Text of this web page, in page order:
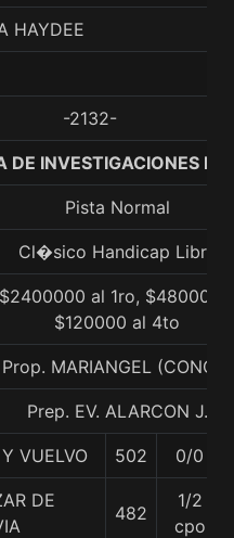
HAYDEE
-2132-
INVESTIGACIONES
Pista Normal
Cl�sico Handicap Libre
al 1ro, $480000
$120000 al 4to
Prop. MARIANGEL (CONCE)
Prep. EV. ALARCON J.
VUELVO 502 0/0
DE
482
1/2
cpo